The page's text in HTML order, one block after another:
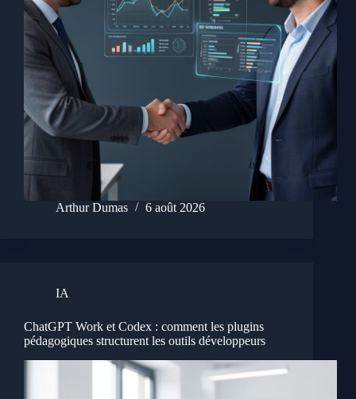
Arthur Dumas 6 août 2026
IA
ChatGPT Work et Codex : comment les plugins
pédagogiques structurent les outils développeurs